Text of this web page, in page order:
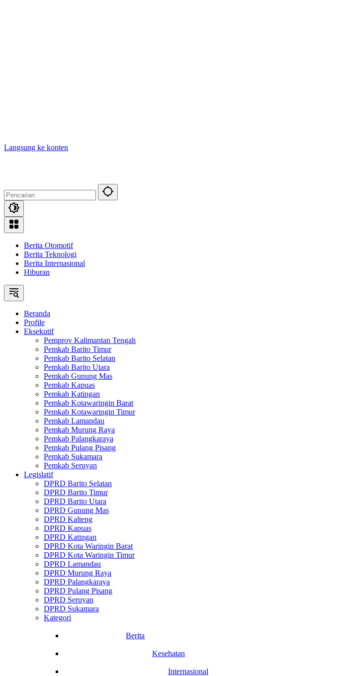
Langsung ke konten
Berita Otomotif
Berita Teknologi
Berita Internasional
Hiburan
Beranda
Profile
Eksekutif
Pemprov Kalimantan Tengah
Pemkab Barito Timur
Pemkab Barito Selatan
Pemkab Barito Utara
Pemkab Gunung Mas
Pemkab Kapuas
Pemkab Katingan
Pemkab Kotawaringin Barat
Pemkab Kotawaringin Timur
Pemkab Lamandau
Pemkab Murung Raya
Pemkab Palangkaraya
Pemkab Pulang Pisang
Pemkab Sukamara
Pemkab Seruyan
Legislatif
DPRD Barito Selatan
DPRD Barito Timur
DPRD Barito Utara
DPRD Gunung Mas
DPRD Kalteng
DPRD Kapuas
DPRD Katingan
DPRD Kota Waringin Barat
DPRD Kota Waringin Timur
DPRD Lamandau
DPRD Murung Raya
DPRD Palangkaraya
DPRD Pulang Pisang
DPRD Seruyan
DPRD Sukamara
Kategori
Berita
Kesehatan
Internasional